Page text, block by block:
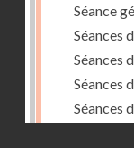
Séance
Séances
Séances
Séances
Séances